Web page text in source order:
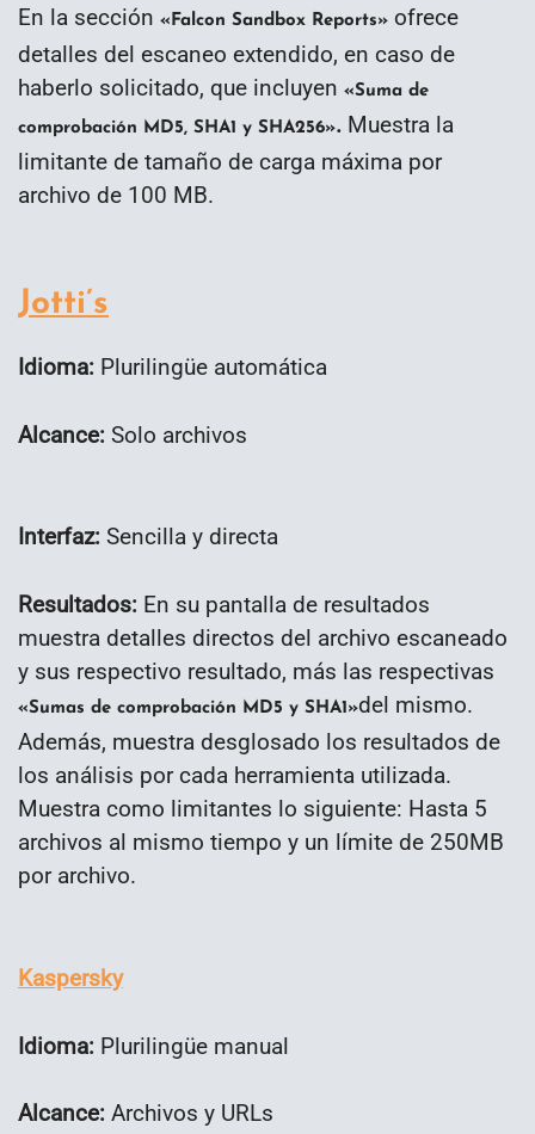
En la sección «Falcon Sandbox Reports» ofrece
detalles del escaneo extendido, en caso de
haberlo solicitado, que incluyen «Suma de
comprobación MD5, SHA1 y SHA256». Muestra la
limitante de tamaño de carga máxima por
archivo de 100 MB.
Jotti’s
Idioma: Plurilingüe automática
Alcance: Solo archivos
Interfaz: Sencilla y directa
Resultados: En su pantalla de resultados
muestra detalles directos del archivo escaneado
y sus respectivo resultado, más las respectivas
«Sumas de comprobación MD5 y SHA1»del mismo.
Además, muestra desglosado los resultados de
los análisis por cada herramienta utilizada.
Muestra como limitantes lo siguiente: Hasta 5
archivos al mismo tiempo y un límite de 250MB
por archivo.
Kaspersky
Idioma: Plurilingüe manual
Alcance: Archivos y URLs